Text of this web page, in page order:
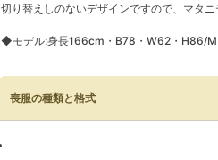
切り替えしのないデザインですので、マタ
◆モデル:身長166cm・B78・W62・H86/
喪服の種類と格式